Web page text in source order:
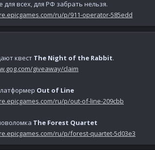
для всех, для РФ забрать нельзя.
ru/p/911-operator-585edd
квест The Night of the Rabbit.
giveaway/claim
Out of Line
ru/p/out-of-line-209cbb
The Forest Quartet
ru/p/forest-quartet-5d03e3